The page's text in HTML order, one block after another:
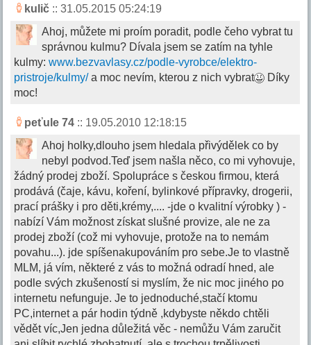
kulič :: 31.05.2015 05:24:19
Ahoj, můžete mi proím poradit, podle čeho vybrat tu
správnou kulmu? Dívala jsem se zatím na tyhle
kulmy:www.bezvavlasy.cz/podle-vyrobce/elektro-
pristroje/kulmy/a moc nevím, kterou z nich vybrat
Díky
moc!
peťule 74 :: 19.05.2010 12:18:15
Ahoj holky,dlouho jsem hledala přivýdělek co by
nebyl podvod.Teď jsem našla něco, co mi vyhovuje,
žádný prodej zboží. Spolupráce s českou firmou, která
prodává (čaje, kávu, koření, bylinkové přípravky, drogerii,
prací prášky i pro děti,krémy,.... -jde o kvalitní výrobky ) -
nabízí Vám možnost získat slušné provize, ale ne za
prodej zboží (což mi vyhovuje, protože na to nemám
povahu...). jde spíšenakupováním pro sebe.Je to vlastně
MLM, já vím, některé z vás to možná odradí hned, ale
podle svých zkušeností si myslím, že nic moc jiného po
internetu nefunguje. Je to jednoduché,stačí ktomu
PC,internet a pár hodin týdně ,kdybyste někdo chtěli
vědět víc,Jen jedna důležitá věc - nemůžu Vám zaručit